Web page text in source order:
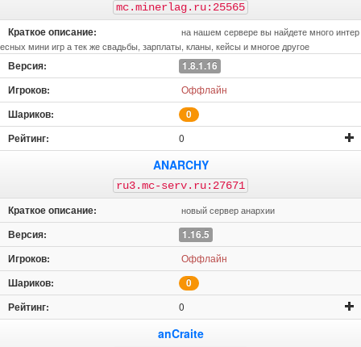
mc.minerlag.ru:25565
на нашем сервере вы найдете много интер
есных мини игр а тек же свадьбы, зарплаты, кланы, кейсы и многое другое
1.8.1.16
Оффлайн
0
0
ANARCHY
ru3.mc-serv.ru:27671
новый сервер анархии
1.16.5
Оффлайн
0
0
anCraite